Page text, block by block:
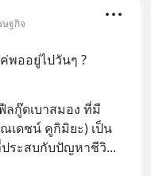
ษฐกิจ
พออยู่ไปวันๆ ?
กู๊ดเบาสมอง ที่มี
เดชน์ คูกิมิยะ) เป็น
ระสบกับปัญหาชีวิ